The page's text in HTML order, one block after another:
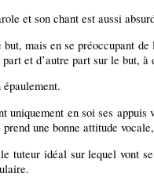
et son chant est aussi
mais en se préoccupant de
et d’autre part sur le but, à
épaulement.
uniquement en soi ses
prend une bonne attitude
tuteur idéal sur lequel vont